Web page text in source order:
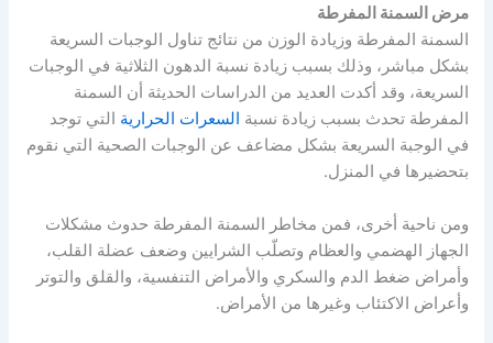
مرض السمنة المفرطة
السمنة المفرطة وزيادة الوزن من نتائج تناول الوجبات السريعة
بشكل مباشر، وذلك بسبب زيادة نسبة الدهون الثلاثية في الوجبات
السريعة، وقد أكدت العديد من الدراسات الحديثة أن السمنة
المفرطة تحدث بسبب زيادة نسبة السعرات الحرارية التي توجد
في الوجبة السريعة بشكل مضاعف عن الوجبات الصحية التي نقوم
بتحضيرها في المنزل.
ومن ناحية أخرى، فمن مخاطر السمنة المفرطة حدوث مشكلات
الجهاز الهضمي والعظام وتصلّب الشرايين وضعف عضلة القلب،
وأمراض ضغط الدم والسكري والأمراض التنفسية، والقلق والتوتر
وأعراض الاكتئاب وغيرها من الأمراض.